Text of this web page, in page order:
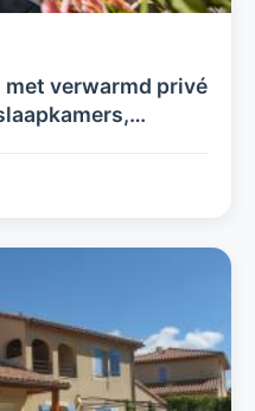
verwarmd privé